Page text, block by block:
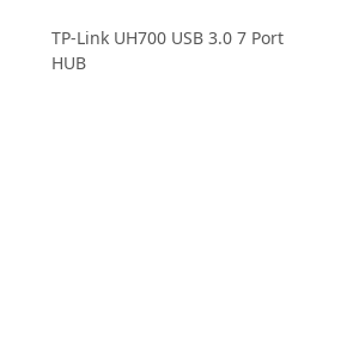
TP-Link UH700 USB 3.0 7 Port
HUB